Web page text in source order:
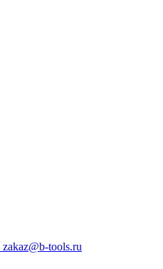
zakaz@b-tools.ru